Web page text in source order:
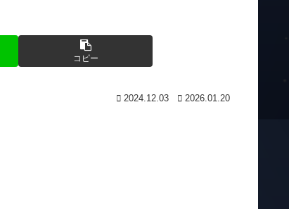
コピー
2024.12.03 2026.01.20